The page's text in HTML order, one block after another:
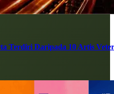
Terdiri Daripada 10 Artis